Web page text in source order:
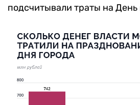
подсчитывали траты на День